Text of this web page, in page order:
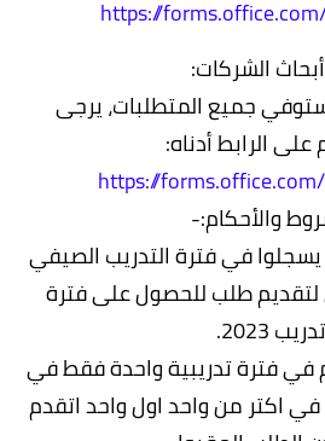
https://
جميع المتطلبات، يرجى
على الرابط أدناه:
https://
والأحكام:-
يسجلوا في فترة التدريب الصيفي
لتقديم طلب للحصول على فترة
تدريب 2023.
في فترة تدريبية واحدة فقط في
اكتر من واحد اول واحد اتقدم